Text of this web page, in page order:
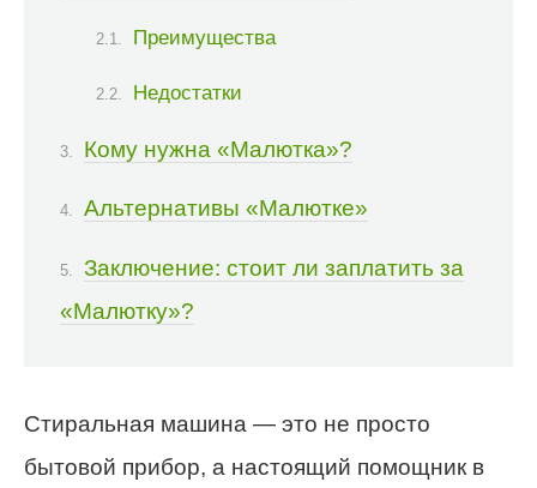
Преимущества
Недостатки
Кому нужна «Малютка»?
Альтернативы «Малютке»
Заключение: стоит ли заплатить за
«Малютку»?
Стиральная машина — это не просто
бытовой прибор, а настоящий помощник в